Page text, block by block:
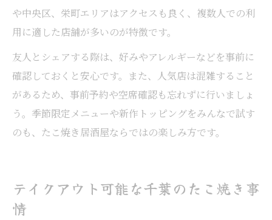
や中央区、栄町エリアはアクセスも良く、複数人での利
用に適した店舗が多いのが特徴です。
友人とシェアする際は、好みやアレルギーなどを事前に
確認しておくと安心です。また、人気店は混雑すること
があるため、事前予約や空席確認も忘れずに行いましょ
う。季節限定メニューや新作トッピングをみんなで試す
のも、たこ焼き居酒屋ならではの楽しみ方です。
テイクアウト可能な千葉のたこ焼き事
情